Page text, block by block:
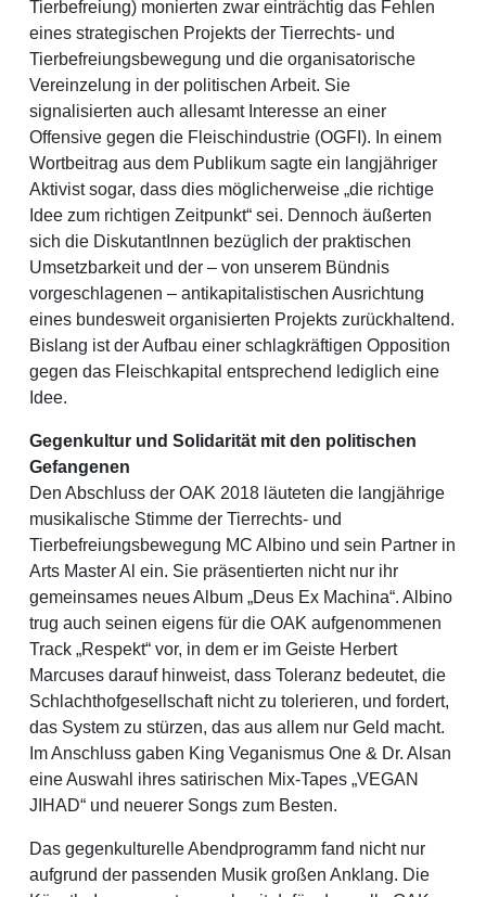
Tierbefreiung) monierten zwar einträchtig das Fehlen
eines strategischen Projekts der Tierrechts- und
Tierbefreiungsbewegung und die organisatorische
Vereinzelung in der politischen Arbeit. Sie
signalisierten auch allesamt Interesse an einer
Offensive gegen die Fleischindustrie (OGFI). In einem
Wortbeitrag aus dem Publikum sagte ein langjähriger
Aktivist sogar, dass dies möglicherweise „die richtige
Idee zum richtigen Zeitpunkt“ sei. Dennoch äußerten
sich die DiskutantInnen bezüglich der praktischen
Umsetzbarkeit und der – von unserem Bündnis
vorgeschlagenen – antikapitalistischen Ausrichtung
eines bundesweit organisierten Projekts zurückhaltend.
Bislang ist der Aufbau einer schlagkräftigen Opposition
gegen das Fleischkapital entsprechend lediglich eine
Idee.
Gegenkultur und Solidarität mit den politischen
Gefangenen
Den Abschluss der OAK 2018 läuteten die langjährige
musikalische Stimme der Tierrechts- und
Tierbefreiungsbewegung MC Albino und sein Partner in
Arts Master Al ein. Sie präsentierten nicht nur ihr
gemeinsames neues Album „Deus Ex Machina“. Albino
trug auch seinen eigens für die OAK aufgenommenen
Track „Respekt“ vor, in dem er im Geiste Herbert
Marcuses darauf hinweist, dass Toleranz bedeutet, die
Schlachthofgesellschaft nicht zu tolerieren, und fordert,
das System zu stürzen, das aus allem nur Geld macht.
Im Anschluss gaben King Veganismus One & Dr. Alsan
eine Auswahl ihres satirischen Mix-Tapes „VEGAN
JIHAD“ und neuerer Songs zum Besten.
Das gegenkulturelle Abendprogramm fand nicht nur
aufgrund der passenden Musik großen Anklang. Die